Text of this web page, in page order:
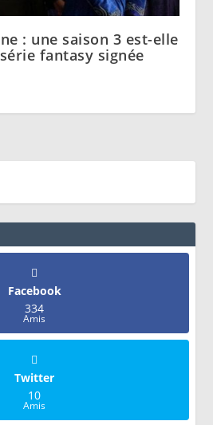
: une saison 3 est-elle
fantasy signée
Facebook
334
Amis
Twitter
10
Amis